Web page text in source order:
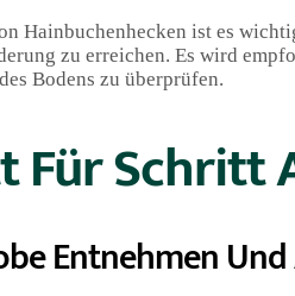
Hainbuchenhecken ist es
zu erreichen. Es wird
Bodens zu überprüfen.
Für Schritt
Entnehmen